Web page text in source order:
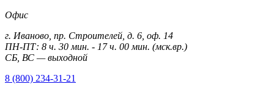
Офис
г. Иваново, пр. Строителей, д. 6, оф. 14
ПН-ПТ: 8 ч. 30 мин. - 17 ч. 00 мин. (мск.вр.)
СБ, ВС — выходной
8 (800) 234-31-21